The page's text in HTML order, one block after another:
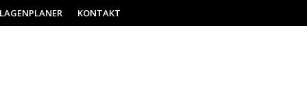
KONTAKT